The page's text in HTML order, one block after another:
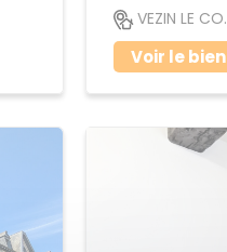
VEZIN LE COQUET
Voir le bien